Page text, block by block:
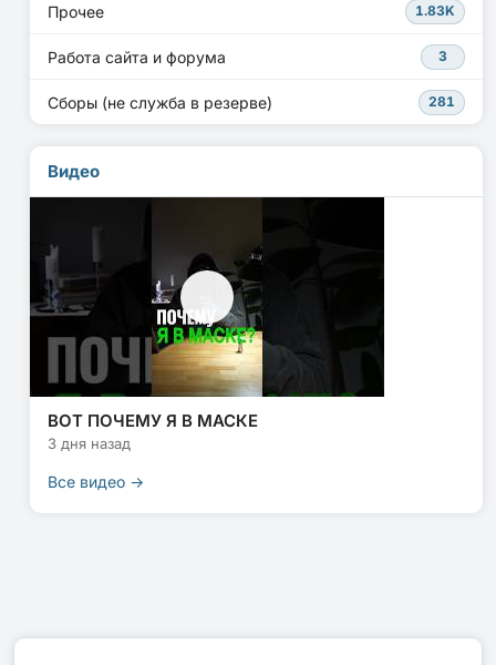
Прочее 1.83K
Работа сайта и форума 3
Сборы (не служба в резерве) 281
Видео
ВОТ ПОЧЕМУ Я В МАСКЕ
3 дня назад
Все видео →